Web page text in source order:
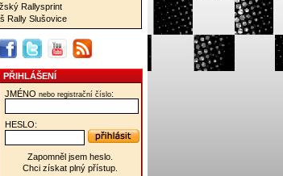
Rallysprint
Rally Slušovice
PŘIHLÁŠENÍ
JMÉNO nebo registrační číslo:
HESLO:
Zapomněl jsem heslo.
Chci získat plný přístup.